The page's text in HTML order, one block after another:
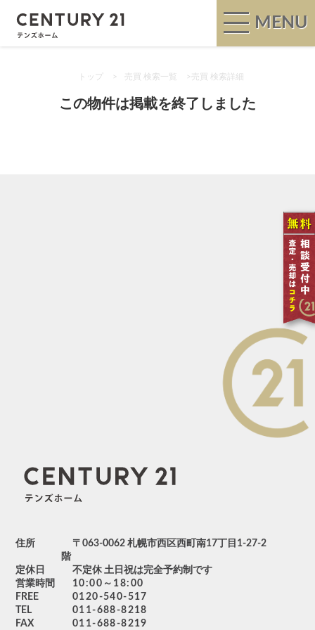
MENU
トップ > 売買 検索一覧 > 売買 検索詳細
この物件は掲載を終了しました
住所
〒063-0062 札幌市西区西町南17丁目1-27-2
階
定休日
不定休 土日祝は完全予約制です
営業時間
10:00～18:00
FREE
0120-540-517
TEL
011-688-8218
FAX
011-688-8219